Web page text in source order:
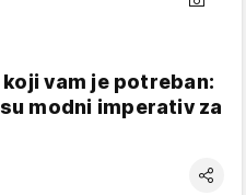
vam je potreban:
modni imperativ za